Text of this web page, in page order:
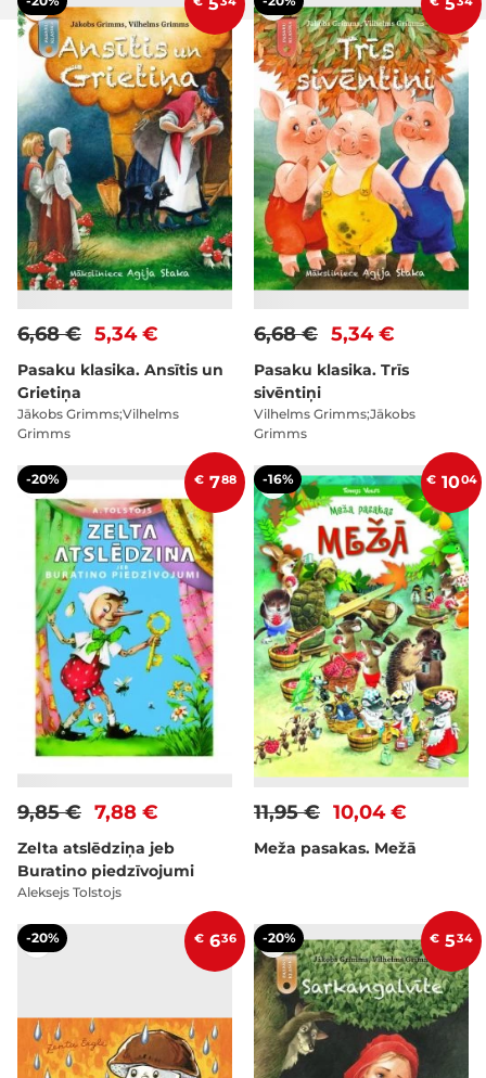
5,34 €
6,68 €
Pasaku klasika. Ansītis un
Grietiņa
Jākobs Grimms;Vilhelms
Grimms
5,34 €
6,68 €
Pasaku klasika. Trīs
sivēntiņi
Vilhelms Grimms;Jākobs
Grimms
-20% € 788
7,88 €
9,85 €
Zelta atslēdziņa jeb
Buratino piedzīvojumi
Aleksejs Tolstojs
-16% € 1004
10,04 €
11,95 €
Meža pasakas. Mežā
-20% € 636 -20% € 534